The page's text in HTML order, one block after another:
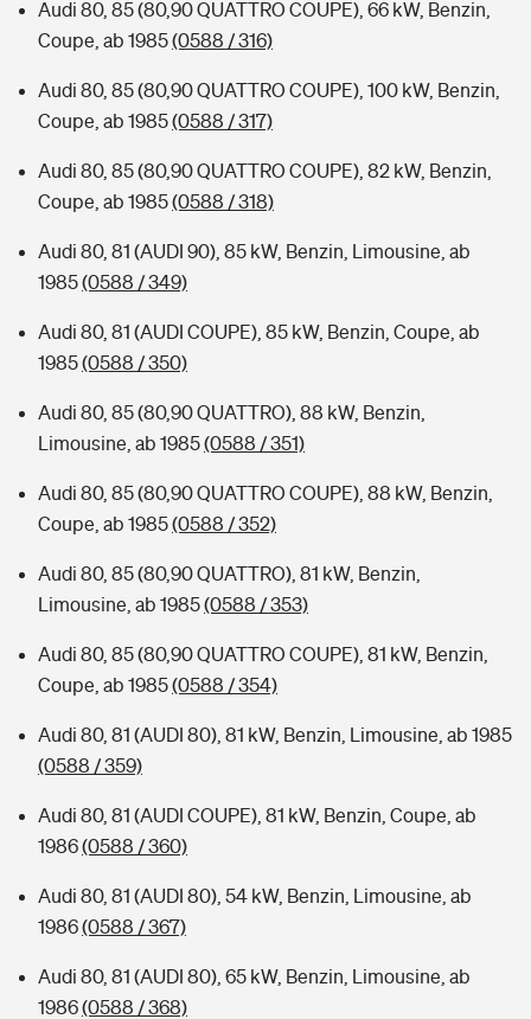
Audi 80, 85 (80,90 QUATTRO COUPE), 66 kW, Benzin,
Coupe, ab 1985(0588 / 316)
Audi 80, 85 (80,90 QUATTRO COUPE), 100 kW, Benzin,
Coupe, ab 1985(0588 / 317)
Audi 80, 85 (80,90 QUATTRO COUPE), 82 kW, Benzin,
Coupe, ab 1985(0588 / 318)
Audi 80, 81 (AUDI 90), 85 kW, Benzin, Limousine, ab
1985(0588 / 349)
Audi 80, 81 (AUDI COUPE), 85 kW, Benzin, Coupe, ab
1985(0588 / 350)
Audi 80, 85 (80,90 QUATTRO), 88 kW, Benzin,
Limousine, ab 1985(0588 / 351)
Audi 80, 85 (80,90 QUATTRO COUPE), 88 kW, Benzin,
Coupe, ab 1985(0588 / 352)
Audi 80, 85 (80,90 QUATTRO), 81 kW, Benzin,
Limousine, ab 1985(0588 / 353)
Audi 80, 85 (80,90 QUATTRO COUPE), 81 kW, Benzin,
Coupe, ab 1985(0588 / 354)
Audi 80, 81 (AUDI 80), 81 kW, Benzin, Limousine, ab 1985
(0588 / 359)
Audi 80, 81 (AUDI COUPE), 81 kW, Benzin, Coupe, ab
1986(0588 / 360)
Audi 80, 81 (AUDI 80), 54 kW, Benzin, Limousine, ab
1986(0588 / 367)
Audi 80, 81 (AUDI 80), 65 kW, Benzin, Limousine, ab
1986(0588 / 368)